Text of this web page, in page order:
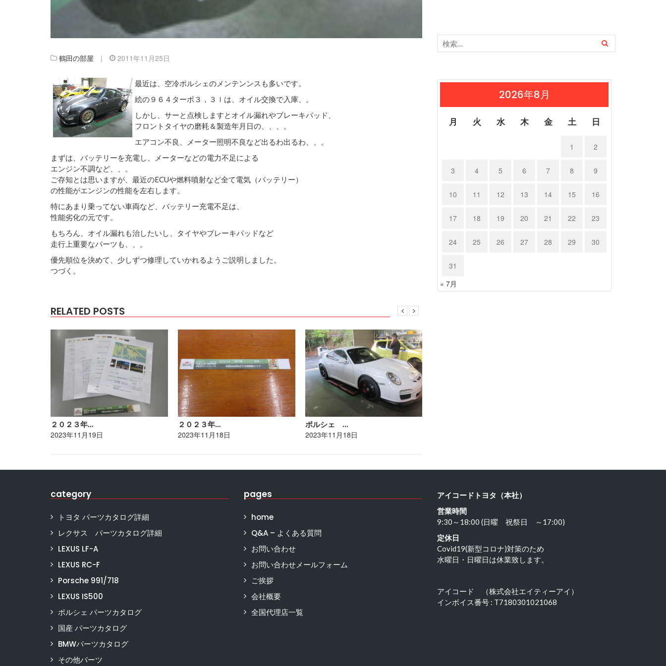
鶴田の部屋 | 2011年11月25日
最近は、空冷ポルシェのメンテンンスも多いです。
絵の９６４ターボ３，３ｌは、オイル交換で入庫、。
しかし、サーと点検しますとオイル漏れやブレーキパッド、
フロントタイヤの磨耗＆製造年月日の、、、。
エアコン不良、メーター照明不良など出るわ出るわ、、。
まずは、バッテリーを充電し、メーターなどの電力不足による
エンジン不調など、、。
ご存知とは思いますが、最近のECUや燃料噴射など全て電気（バッテリー）
の性能がエンジンの性能を左右します。
特にあまり乗ってない車両など、バッテリー充電不足は、
性能劣化の元です。
もちろん、オイル漏れも治したいし、タイヤやブレーキパッドなど
走行上重要なパーツも、、。
優先順位を決めて、少しずつ修理していかれるようご説明しました。
つづく。
RELATED POSTS
２０２３年…
2023年11月19日
２０２３年…
2023年11月18日
ポルシェ …
2023年11月18日
2026年8月
月 火 水 木 金 土 日
1 2
3 4 5 6 7 8 9
10 11 12 13 14 15 16
17 18 19 20 21 22 23
24 25 26 27 28 29 30
31
« 7月
category
トヨタ パーツカタログ詳細
レクサス パーツカタログ詳細
LEXUS LF-A
LEXUS RC-F
Porsche 991/718
LEXUS IS500
ポルシェ パーツカタログ
国産 パーツカタログ
BMWパーツカタログ
その他パーツ
pages
home
Q&A – よくある質問
お問い合わせ
お問い合わせメールフォーム
ご挨拶
会社概要
全国代理店一覧
アイコードトヨタ（本社）
営業時間
9:30～18:00 (日曜 祝祭日 ～17:00)
定休日
Covid19(新型コロナ)対策のため
水曜日・日曜日は休業致します。
アイコード （株式会社エイティーアイ）
インボイス番号 : T7180301021068